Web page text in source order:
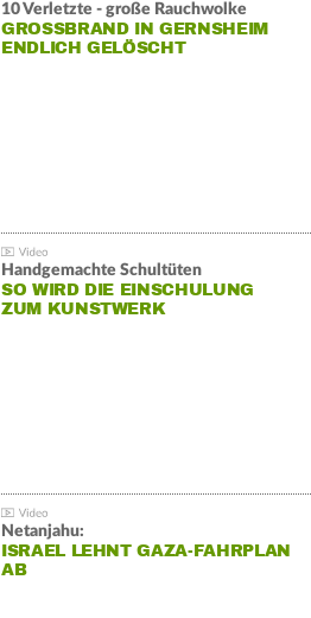
10 Verletzte - große Rauchwolke
GROSSBRAND IN GERNSHEIM E
NDLICH GELÖSCHT
Handgemachte Schultüten
SO WIRD DIE EINSCHULUNG
ZUM KUNSTWERK
Netanjahu:
ISRAEL LEHNT GAZA-FAHRPLAN
AB